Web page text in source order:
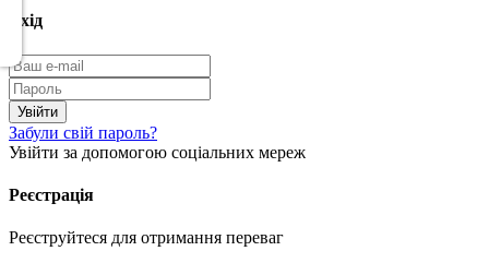
Вхід
Забули свій пароль?
Увійти за допомогою соціальних мереж
Реєстрація
Реєструйтеся для отримання переваг
CSV
Скачать
CSV
(Опт)
XLS
EXCEL